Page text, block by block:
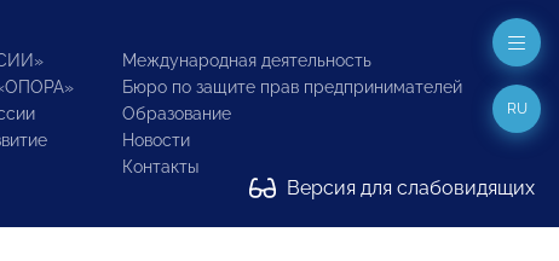
Международная деятельность
Бюро по защите прав предпринимателей
Образование
Новости
Контакты
Версия для слабовидящих
RU